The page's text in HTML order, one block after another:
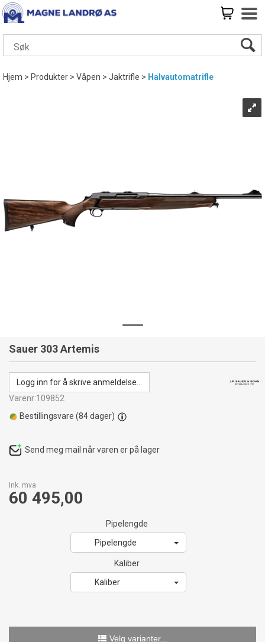
Hjem>Produkter>Våpen>Jaktrifle> Halvautomatrifle
Sauer 303 Artemis
Logg inn for å skrive anmeldelse...
Varenr:109852
Ink. mva
60 495,00
Pipelengde
Pipelengde
Kaliber
Kaliber
Velg varianter...
Bestillingsvare (84dager)
Send meg mail når varen er på lager